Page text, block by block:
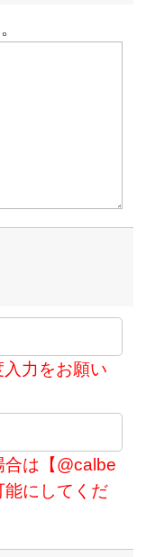
力をお願い
は【@calbe
にしてくだ